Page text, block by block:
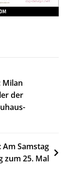
Milan
der
Am Samstag
zum 25. Mal